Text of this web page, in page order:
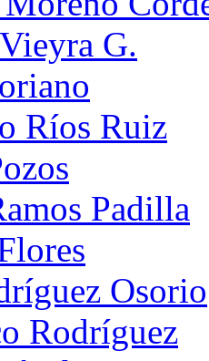
G.
Ríos Ruiz
Padilla
Osorio
Rodríguez